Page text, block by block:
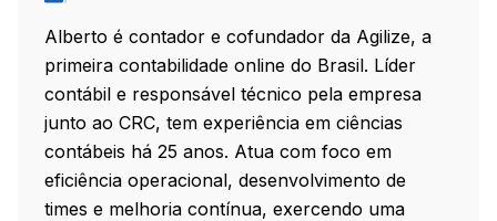
Alberto é contador e cofundador da Agilize, a
primeira contabilidade online do Brasil. Líder
contábil e responsável técnico pela empresa
junto ao CRC, tem experiência em ciências
contábeis há 25 anos. Atua com foco em
eficiência operacional, desenvolvimento de
times e melhoria contínua, exercendo uma